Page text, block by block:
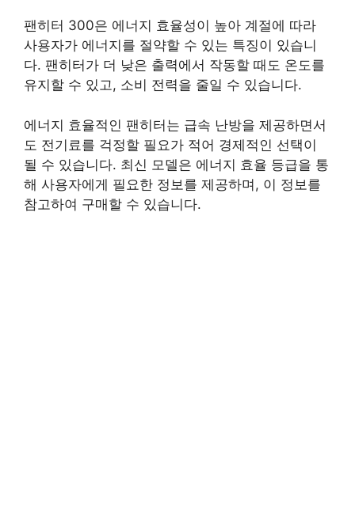
팬히터 300은 에너지 효율성이 높아 계절에 따라
사용자가 에너지를 절약할 수 있는 특징이 있습니
다. 팬히터가 더 낮은 출력에서 작동할 때도 온도를
유지할 수 있고, 소비 전력을 줄일 수 있습니다.
에너지 효율적인 팬히터는 급속 난방을 제공하면서
도 전기료를 걱정할 필요가 적어 경제적인 선택이
될 수 있습니다. 최신 모델은 에너지 효율 등급을 통
해 사용자에게 필요한 정보를 제공하며, 이 정보를
참고하여 구매할 수 있습니다.